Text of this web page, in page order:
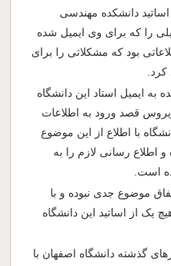
دانشکده مهندسی
را که برای وی ایمیل شده
بود که مشکلاتی را برای
ایمیل استاد این دانشگاه
قصد ورود به اطلاعات
با اطلاع از این موضوع
اطلاع رسانی لازم را به
است.
موضوع جدی نبوده و با
یک از اساتید این دانشگاه
گذشته دانشگاه اصفهان با